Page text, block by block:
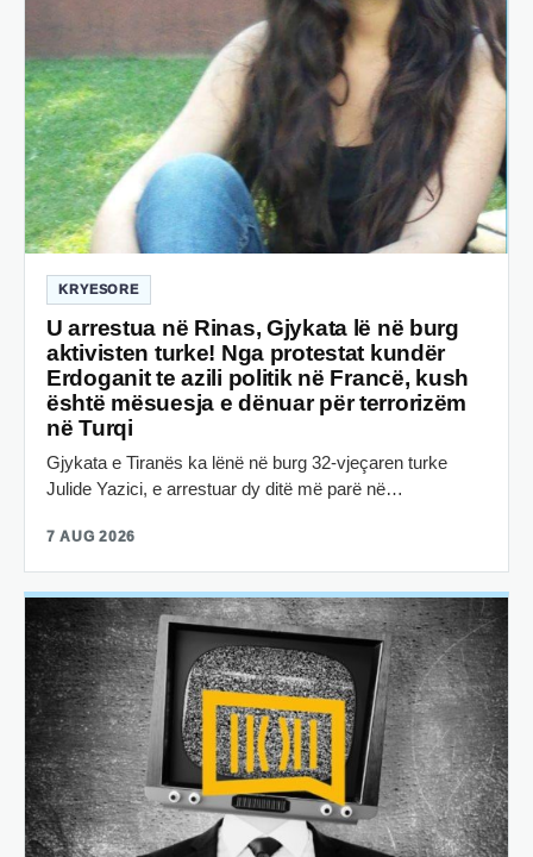
KRYESORE
U arrestua në Rinas, Gjykata lë në burg
aktivisten turke! Nga protestat kundër
Erdoganit te azili politik në Francë, kush
është mësuesja e dënuar për terrorizëm
në Turqi
Gjykata e Tiranës ka lënë në burg 32-vjeçaren turke
Julide Yazici, e arrestuar dy ditë më parë në…
7 AUG 2026